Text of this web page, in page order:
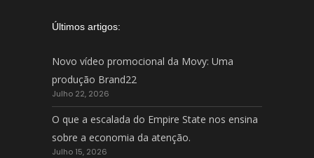
Últimos artigos:
Novo vídeo promocional da Movy: Uma
produção Brand22
Julho 22, 2026
O que a escalada do Empire State nos ensina
sobre a economia da atenção.
Julho 15, 2026